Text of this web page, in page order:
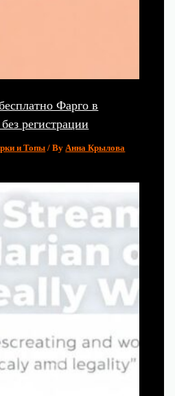
Фарго в
регистрации
и Топы / ByАнна Крылова